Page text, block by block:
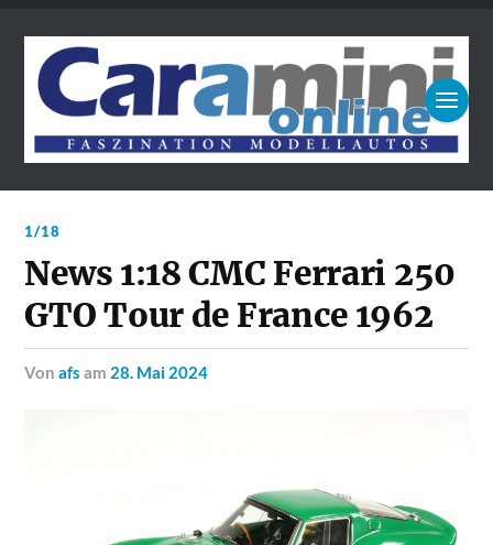
1/18
News 1:18 CMC Ferrari 250
GTO Tour de France 1962
vonafs am 28. Mai 2024